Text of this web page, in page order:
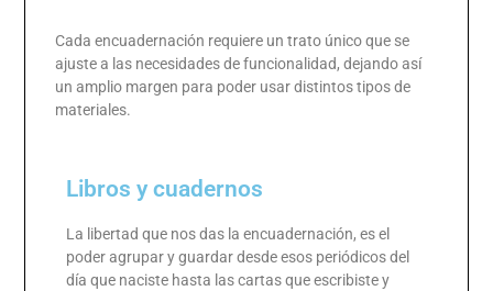
Cada encuadernación requiere un trato único que se
ajuste a las necesidades de funcionalidad, dejando así
un amplio margen para poder usar distintos tipos de
materiales.
Libros y cuadernos
La libertad que nos das la encuadernación, es el
poder agrupar y guardar desde esos periódicos del
día que naciste hasta las cartas que escribiste y